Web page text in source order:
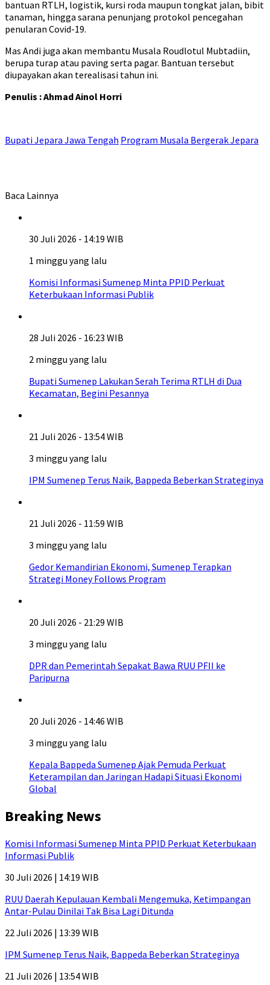
bantuan RTLH, logistik, kursi roda maupun tongkat jalan, bibit
tanaman, hingga sarana penunjang protokol pencegahan
penularan Covid-19.
Mas Andi juga akan membantu Musala Roudlotul Mubtadiin,
berupa turap atau paving serta pagar. Bantuan tersebut
diupayakan akan terealisasi tahun ini.
Penulis : Ahmad Ainol Horri
Bupati Jepara Jawa Tengah Program Musala Bergerak Jepara
Baca Lainnya
30 Juli 2026 - 14:19 WIB
1 minggu yang lalu
Komisi Informasi Sumenep Minta PPID Perkuat
Keterbukaan Informasi Publik
28 Juli 2026 - 16:23 WIB
2 minggu yang lalu
Bupati Sumenep Lakukan Serah Terima RTLH di Dua
Kecamatan, Begini Pesannya
21 Juli 2026 - 13:54 WIB
3 minggu yang lalu
IPM Sumenep Terus Naik, Bappeda Beberkan Strateginya
21 Juli 2026 - 11:59 WIB
3 minggu yang lalu
Gedor Kemandirian Ekonomi, Sumenep Terapkan
Strategi Money Follows Program
20 Juli 2026 - 21:29 WIB
3 minggu yang lalu
DPR dan Pemerintah Sepakat Bawa RUU PFII ke
Paripurna
20 Juli 2026 - 14:46 WIB
3 minggu yang lalu
Kepala Bappeda Sumenep Ajak Pemuda Perkuat
Keterampilan dan Jaringan Hadapi Situasi Ekonomi
Global
Breaking News
Komisi Informasi Sumenep Minta PPID Perkuat Keterbukaan
Informasi Publik
30 Juli 2026 | 14:19 WIB
RUU Daerah Kepulauan Kembali Mengemuka, Ketimpangan
Antar-Pulau Dinilai Tak Bisa Lagi Ditunda
22 Juli 2026 | 13:39 WIB
IPM Sumenep Terus Naik, Bappeda Beberkan Strateginya
21 Juli 2026 | 13:54 WIB